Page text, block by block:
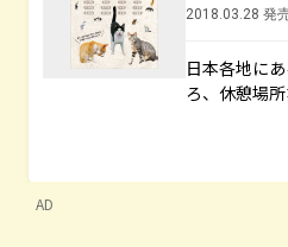
2018.03.28 発
日本各地に
ろ、休憩場
AD